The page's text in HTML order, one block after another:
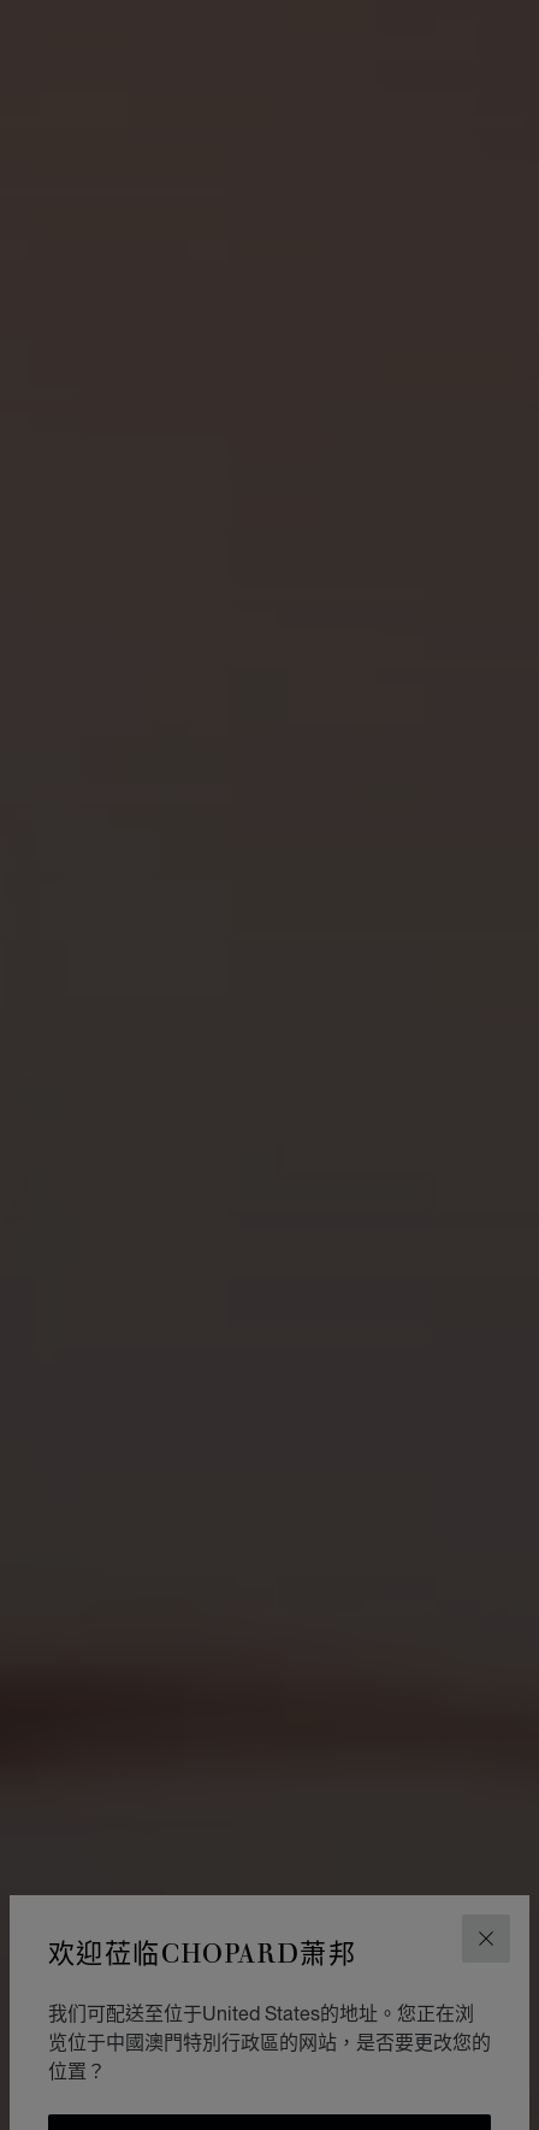
关闭
欢迎莅临CHOPARD萧邦
我们可配送至位于United States的地址。您正在浏
览位于中國澳門特別行政區的网站，是否要更改您的
位置？